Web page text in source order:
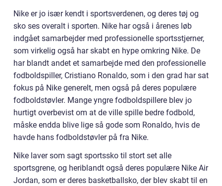
Nike er jo især kendt i sportsverdenen, og deres tøj og
sko ses overalt i sporten. Nike har også i årenes løb
indgået samarbejder med professionelle sportsstjerner,
som virkelig også har skabt en hype omkring Nike. De
har blandt andet et samarbejde med den professionelle
fodboldspiller, Cristiano Ronaldo, som i den grad har sat
fokus på Nike generelt, men også på deres populære
fodboldstøvler. Mange yngre fodboldspillere blev jo
hurtigt overbevist om at de ville spille bedre fodbold,
måske endda blive lige så gode som Ronaldo, hvis de
havde hans fodboldstøvler på fra Nike.
Nike laver som sagt sportssko til stort set alle
sportsgrene, og heriblandt også deres populære Nike Air
Jordan, som er deres basketballsko, der blev skabt til en